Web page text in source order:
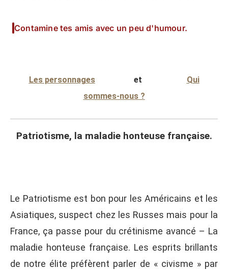
Contamine tes amis avec un peu d'humour.
Les personnageset Qui
sommes-nous ?
Patriotisme, l a maladie honteuse française.
Le Patriotisme est bon pour les Américains et les
Asiatiques, suspect chez les Russes mais pour la
France, ça passe pour du crétinisme avancé – La
maladie honteuse française. Les esprits brillants
de notre élite préfèrent parler de « civisme » par